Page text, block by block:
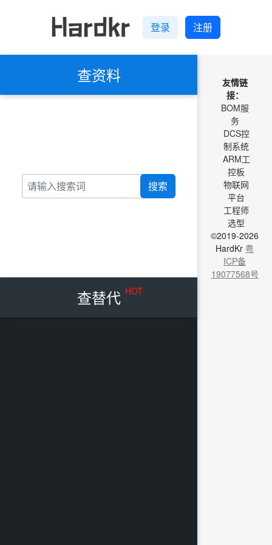
登录 注册
查资料
搜索
查替代 HOT
友情链
接：
BOM服
务
DCS控
制系统
ARM工
控板
物联网
平台
工程师
选型
©2019-2026
HardKr 粤
ICP备
19077568号